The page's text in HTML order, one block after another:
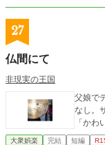
27
仏間にて
非現実の王国
父娘で
なし。
「かわ
大衆娯楽 完結 短編